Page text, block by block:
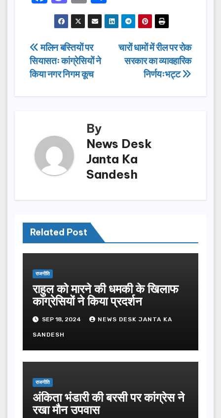
a
c
e
b
o
a
st
o
d
o
m
ail
h
ar
Post
navigation
चारों धामों में रील पर रोक
सरकार का व्यावहारिक
निर्णयःभट्ट
मलिन बस्तियों पर
सियासतः कांग्रेसियों ने
किया नगर निगम कूच
By
News Desk
Janta Ka
Sandesh
Related Post
राजनीति
राहुल को मारने की धमकी के खिलाफ
कांग्रेसियों ने किया प्रदर्शन
SEP 18, 2024 NEWS DESK JANTA KA
SANDESH
राजनीति
अंकिता भंडारी की बरसी पर कांग्रेस ने
रखा मौन उपवास